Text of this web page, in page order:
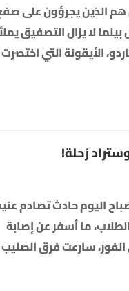
هم الذين يجرؤون على
لا يزال التصفيق
الأيقونة التي اختصرت
زحلة!
اليوم حادث تصادم
ما أسفر عن إصابة
سارعت فرق الصليب